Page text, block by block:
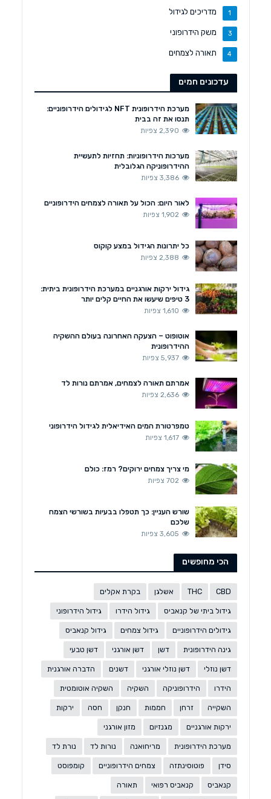
מדריכים לגידול 1
משק הידרופוני 3
תאורה לצמחים 4
עדכונים חמים
מערכת הידרופונית NFT לגידולים הידרופוניים:
תנסו את זה בבית
2,390 צפיות
מערכות הידרופוניות: תחזיות לתעשיית
ההידרופוניקה הגלובלית
3,386 צפיות
לאור היום: הכול על תאורה לצמחים הידרופוניים
1,902 צפיות
כל יתרונות הגידול במצע קוקוס
2,388 צפיות
גידול ירקות אורגניים במערכת הידרופונית ביתית:
3 טיפים שיעשו את החיים קלים יותר
1,610 צפיות
אוטופוט – הצעקה האחרונה בעולם ההשקיה
ההידרופונית
5,937 צפיות
אמרתם תאורה לצמחים, אמרתם נורות לד
2,636 צפיות
טמפרטורת המים האידיאלית לגידול הידרופוני
1,617 צפיות
מי צריך צמחים ירוקים? רמז: כולם
702 צפיות
שורש העניין: כך תטפלו בבעיות בשורשי הצמח
שלכם
3,605 צפיות
הכי מחופשים
CBD
THC אשלגן בקרת אקלים
גידול ביתי של קנאביס גידול הידרו גידול הידרופוני
גידולים הידרופוניים גידול צמחים גידול קנאביס
גינה הידרופונית דשן דשן אורגני דשן טבעי
דשן נוזלי דשן נוזלי אורגני דשנים הדברה אורגנית
הידרו הידרופוניקה השקיה השקיה אוטומטית
השקייה זרחן חממות חנקן חסה ירקות
ירקות אורגניים מגנזיום מזון אורגני
מערכת הידרופונית מריחואנה נורות לד נורת לד
סידן פוטוסינתזה צמחים הידרופוניים קומפוסט
קנאביס קנאביס רפואי תאורה